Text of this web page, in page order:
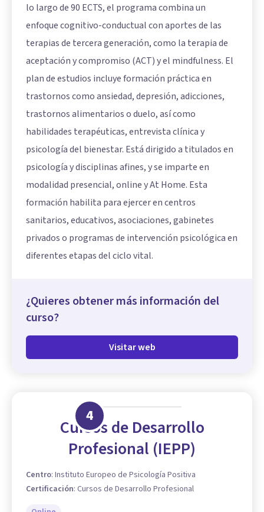
lo largo de 90 ECTS, el programa combina un
enfoque cognitivo-conductual con aportes de las
terapias de tercera generación, como la terapia de
aceptación y compromiso (ACT) y el mindfulness. El
plan de estudios incluye formación práctica en
trastornos como ansiedad, depresión, adicciones,
trastornos alimentarios o duelo, así como
habilidades terapéuticas, entrevista clínica y
psicología del bienestar. Está dirigido a titulados en
psicología y disciplinas afines, y se imparte en
modalidad presencial, online y At Home. Esta
formación habilita para ejercer en centros
sanitarios, educativos, asociaciones, gabinetes
privados o programas de intervención psicológica en
diferentes etapas del ciclo vital.
¿Quieres obtener más información del
curso?
Visitar web
4
Cursos de Desarrollo
Profesional (IEPP)
Centro: Instituto Europeo de Psicología Positiva
Certificación: Cursos de Desarrollo Profesional